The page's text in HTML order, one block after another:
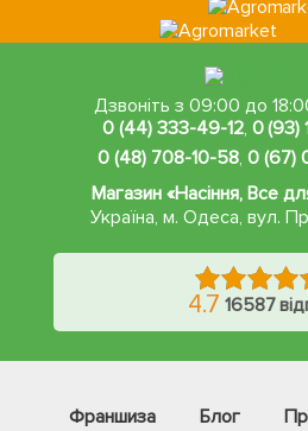
Дзвоніть з 09:00 до
0 (44) 333-49-12, 0 (93)
0 (48) 708-10-58, 0 (67)
Магазин «Насіння, Все
Україна, м. Одеса,вул.
4.7 16587
Франшиза Блог